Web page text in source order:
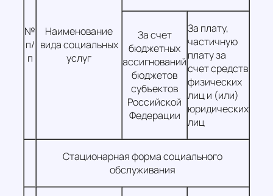
№
п/
п
Наименование
вида социальных
услуг
За счет
бюджетных
ассигнований
бюджетов
субъектов
Российской
Федерации
За плату,
частичную
плату за
счет средств
физических
лиц и (или)
юридических
лиц
Стационарная форма социального
обслуживания